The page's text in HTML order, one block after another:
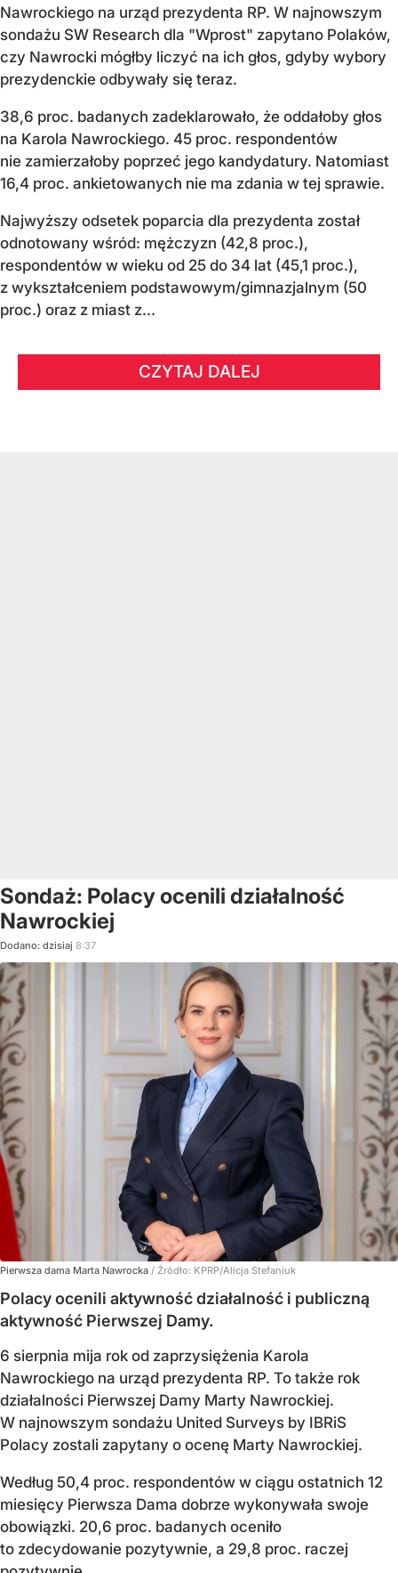
Nawrockiego na urząd prezydenta RP. W najnowszym
sondażu SW Research dla "Wprost" zapytano Polaków,
czy Nawrocki mógłby liczyć na ich głos, gdyby wybory
prezydenckie odbywały się teraz.
38,6 proc. badanych zadeklarowało, że oddałoby głos
na Karola Nawrockiego. 45 proc. respondentów
nie zamierzałoby poprzeć jego kandydatury. Natomiast
16,4 proc. ankietowanych nie ma zdania w tej sprawie.
Najwyższy odsetek poparcia dla prezydenta został
odnotowany wśród: mężczyzn (42,8 proc.),
respondentów w wieku od 25 do 34 lat (45,1 proc.),
z wykształceniem podstawowym/gimnazjalnym (50
proc.) oraz z miast z...
CZYTAJ DALEJ
Sondaż: Polacy ocenili działalność
Nawrockiej
Dodano: dzisiaj 8:37
Pierwsza dama Marta Nawrocka / Źródło: KPRP/Alicja Stefaniuk
Polacy ocenili aktywność działalność i publiczną
aktywność Pierwszej Damy.
6 sierpnia mija rok od zaprzysiężenia Karola
Nawrockiego na urząd prezydenta RP. To także rok
działalności Pierwszej Damy Marty Nawrockiej.
W najnowszym sondażu United Surveys by IBRiS
Polacy zostali zapytany o ocenę Marty Nawrockiej.
Według 50,4 proc. respondentów w ciągu ostatnich 12
miesięcy Pierwsza Dama dobrze wykonywała swoje
obowiązki. 20,6 proc. badanych oceniło
to zdecydowanie pozytywnie, a 29,8 proc. raczej